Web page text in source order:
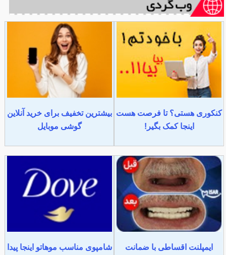
کنکوری هستی؟ تا فرصت هست
اینجا کمک بگیر!
بیشترین تخفیف برای خرید آنلاین
گوشی موبایل
ایمپلنت اقساطی با ضمانت
شامپوی مناسب موهاتو اینجا پیدا